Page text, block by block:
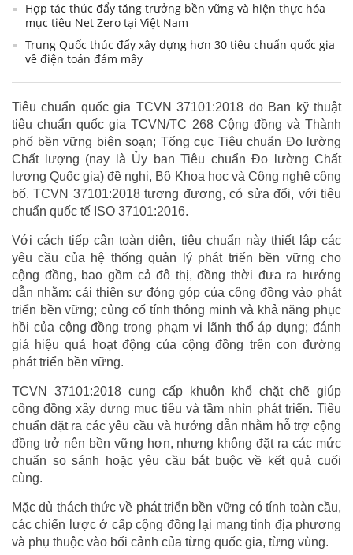
Hợp tác thúc đẩy tăng trưởng bền vững và hiện thực hóa
mục tiêu Net Zero tại Việt Nam
Trung Quốc thúc đẩy xây dựng hơn 30 tiêu chuẩn quốc gia
về điện toán đám mây
Tiêu chuẩn quốc gia TCVN 37101:2018 do Ban kỹ thuật
tiêu chuẩn quốc gia TCVN/TC 268 Cộng đồng và Thành
phố bền vững biên soạn; Tổng cục Tiêu chuẩn Đo lường
Chất lượng (nay là Ủy ban Tiêu chuẩn Đo lường Chất
lượng Quốc gia) đề nghị, Bộ Khoa học và Công nghệ công
bố. TCVN 37101:2018 tương đương, có sửa đổi, với tiêu
chuẩn quốc tế ISO 37101:2016.
Với cách tiếp cận toàn diện, tiêu chuẩn này thiết lập các
yêu cầu của hệ thống quản lý phát triển bền vững cho
cộng đồng, bao gồm cả đô thị, đồng thời đưa ra hướng
dẫn nhằm: cải thiện sự đóng góp của cộng đồng vào phát
triển bền vững; củng cố tính thông minh và khả năng phục
hồi của cộng đồng trong phạm vi lãnh thổ áp dụng; đánh
giá hiệu quả hoạt động của cộng đồng trên con đường
phát triển bền vững.
TCVN 37101:2018 cung cấp khuôn khổ chặt chẽ giúp
cộng đồng xây dựng mục tiêu và tầm nhìn phát triển. Tiêu
chuẩn đặt ra các yêu cầu và hướng dẫn nhằm hỗ trợ cộng
đồng trở nên bền vững hơn, nhưng không đặt ra các mức
chuẩn so sánh hoặc yêu cầu bắt buộc về kết quả cuối
cùng.
Mặc dù thách thức về phát triển bền vững có tính toàn cầu,
các chiến lược ở cấp cộng đồng lại mang tính địa phương
và phụ thuộc vào bối cảnh của từng quốc gia, từng vùng.